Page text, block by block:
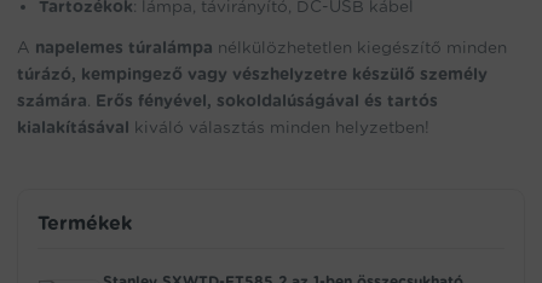
Tartozékok: lámpa, távirányító, DC-USB kábel
A napelemes túralámpa nélkülözhetetlen kiegészítő minden
túrázó, kempingező vagy vészhelyzetre készülő személy
számára Erős fényével, sokoldalúságával és tartós
kialakításával kiváló választás minden helyzetben!
Termékek